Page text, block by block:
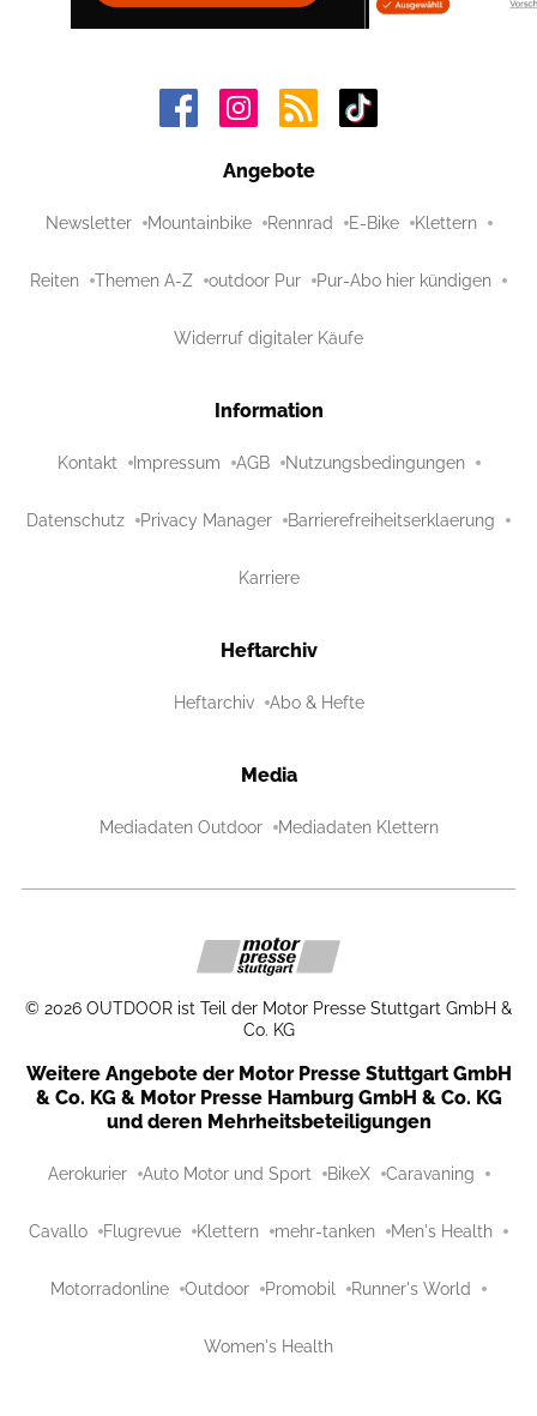
Angebote
Newsletter Mountainbike Rennrad E-Bike Klettern
Reiten Themen A-Z outdoor Pur Pur-Abo hier kündigen
Widerruf digitaler Käufe
Information
Kontakt Impressum AGB Nutzungsbedingungen
Datenschutz Privacy Manager Barrierefreiheitserklaerung
Karriere
Heftarchiv
Heftarchiv Abo & Hefte
Media
Mediadaten Outdoor Mediadaten Klettern
© 2026 OUTDOOR ist Teil der Motor Presse Stuttgart GmbH &
Co. KG
Weitere Angebote der Motor Presse Stuttgart GmbH
& Co. KG & Motor Presse Hamburg GmbH & Co. KG
und deren Mehrheitsbeteiligungen
Aerokurier Auto Motor und Sport BikeX Caravaning
Cavallo Flugrevue Klettern mehr-tanken Men's Health
Motorradonline Outdoor Promobil Runner's World
Women's Health